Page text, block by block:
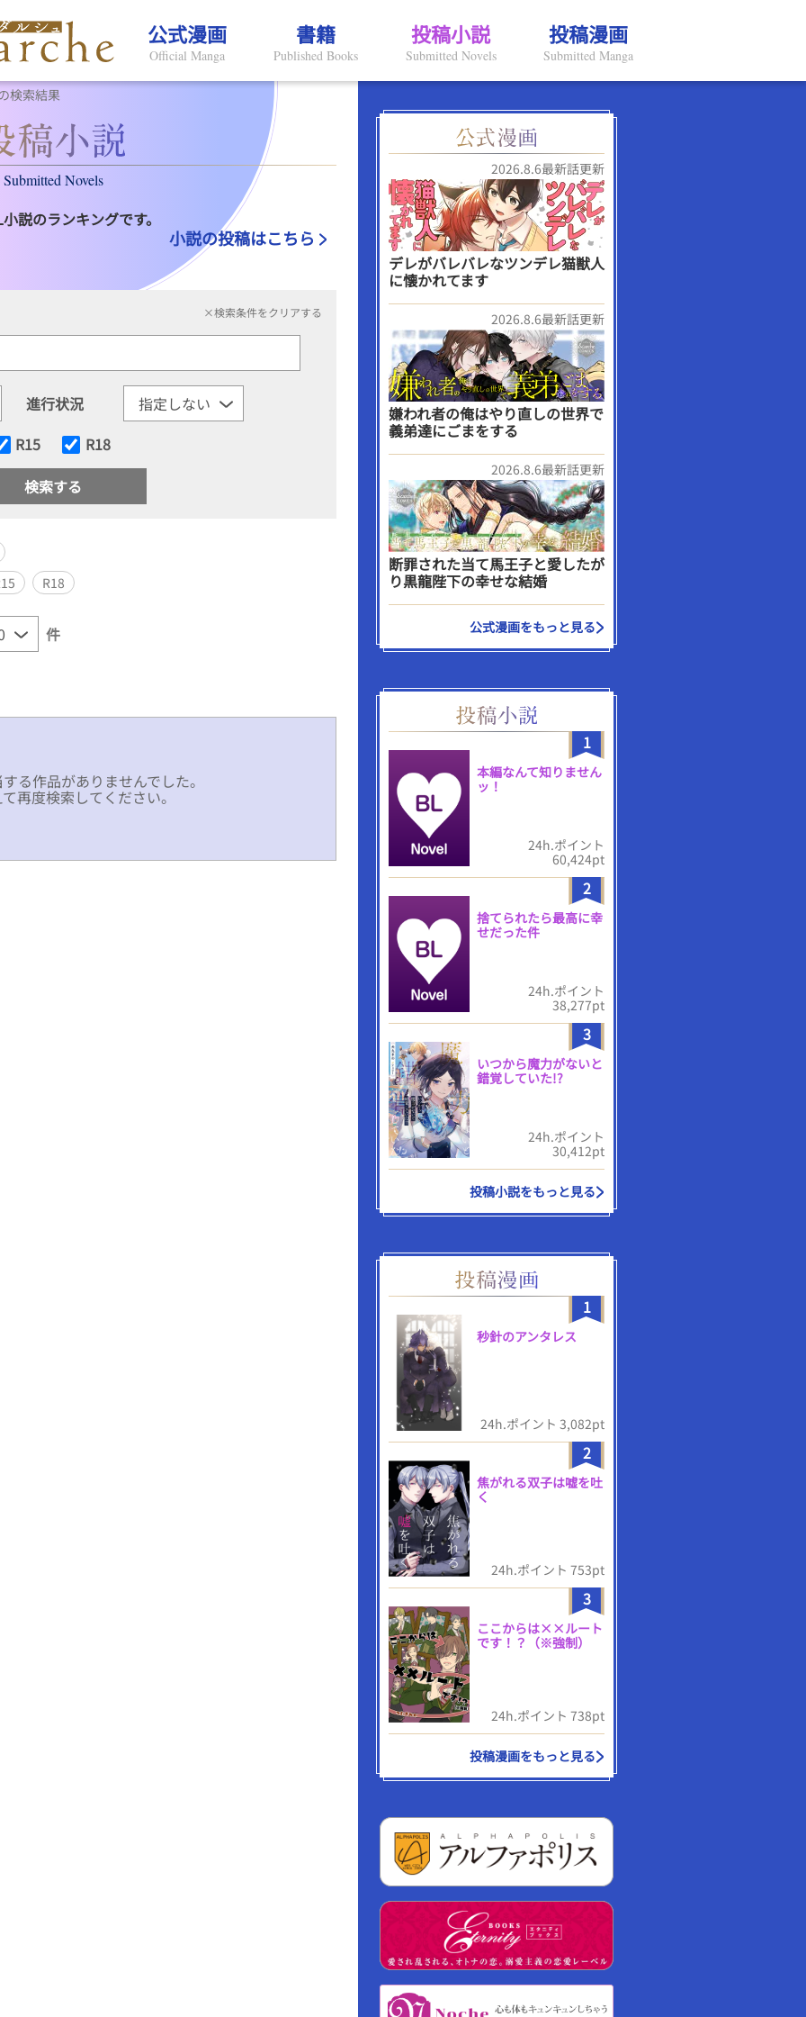
公式漫画
Official Manga
書籍
Published Books
投稿小説
Submitted Novels
投稿漫画
Submitted Manga
検索結果
Submitted Novels
説のランキングです。
小説の投稿はこちら
×検索条件をクリアする
進行状況
R15
R18
R18
件
る作品がありませんでした。
再度検索してください。
2026.8.6最新話更新
デレがバレバレなツンデレ猫獣人
に懐かれてます
2026.8.6最新話更新
嫌われ者の俺はやり直しの世界で
義弟達にごまをする
2026.8.6最新話更新
断罪された当て馬王子と愛したが
り黒龍陛下の幸せな結婚
公式漫画をもっと見る
1
本編なんて知りません
ッ！
24h.ポイント
60,424pt
2
捨てられたら最高に幸
せだった件
24h.ポイント
38,277pt
3
いつから魔力がないと
錯覚していた!?
24h.ポイント
30,412pt
投稿小説をもっと見る
1
秒針のアンタレス
24h.ポイント 3,082pt
2
焦がれる双子は嘘を吐
く
24h.ポイント 753pt
3
ここからは××ルート
です！？（※強制）
24h.ポイント 738pt
投稿漫画をもっと見る